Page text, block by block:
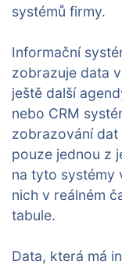
systémů firmy.
Informační
zobrazuje data
ještě další
nebo CRM
zobrazování dat
pouze jednou z
na tyto systémy
nich v reálném
tabule.
Data, která má